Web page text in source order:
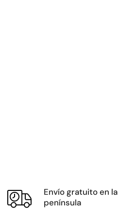
Envío gratuito en la
península